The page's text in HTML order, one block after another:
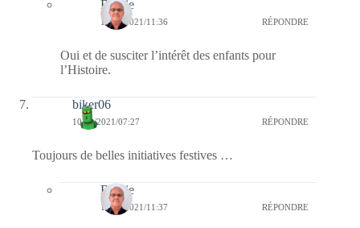
Bernie
10/10/2021/11:36 RÉPONDRE
Oui et de susciter l’intérêt des enfants pour
l’Histoire.
biker06
10/10/2021/07:27 RÉPONDRE
Toujours de belles initiatives festives …
Bernie
10/10/2021/11:37 RÉPONDRE